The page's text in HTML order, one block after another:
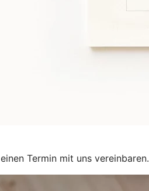
Termin mit uns vereinbaren.